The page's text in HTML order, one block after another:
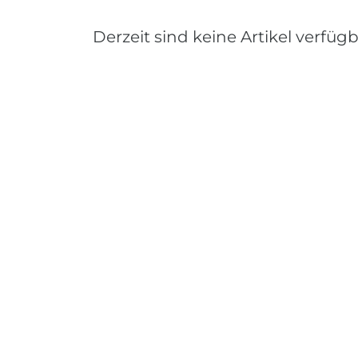
Derzeit sind keine Artikel